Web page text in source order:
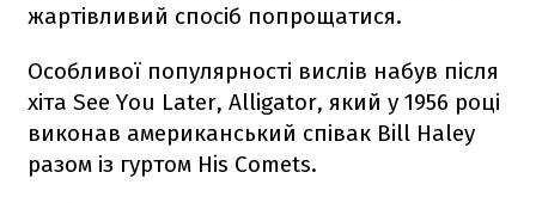
жартівливий спосіб попрощатися.
Особливої популярності вислів набув після
хіта See You Later, Alligator, який у 1956 році
виконав американський співак Bill Haley
разом із гуртом His Comets.